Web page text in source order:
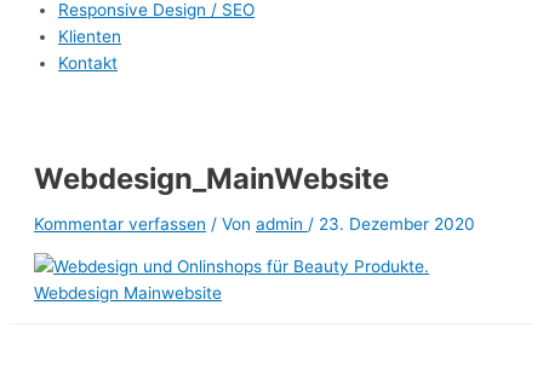
Responsive Design / SEO
Klienten
Kontakt
Webdesign_MainWebsite
Kommentar verfassen / Von admin / 23. Dezember 2020